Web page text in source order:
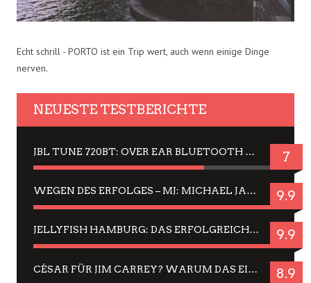
Echt schrill - PORTO ist ein Trip wert, auch wenn einige Dinge
nerven.
NEUESTE TESTBERICHTE
JBL TUNE 720BT: OVER EAR BLUETOOTH KOPFHÖRER UM DIE 50,-€ IM DAUER-TEST 7
WEGEN DES ERFOLGES – MJ: MICHAEL JACKSON MUSICAL IN EINER MATINEE SEHEN 9.9
JELLYFISH HAMBURG: DAS ERFOLGREICHE SOMMER-MENÜ 2025 IN GEFÜHLEN UND BILDERN 9.9
CÉSAR FÜR JIM CARREY? WARUM DAS EINER DER NERVIGSTEN ACTORS IST UND BLEIBT 8.9